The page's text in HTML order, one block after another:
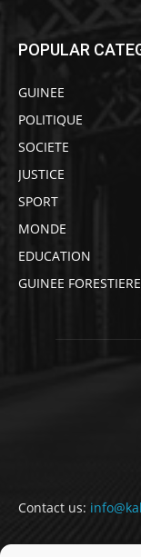
POPULAR
GUINEE
POLITIQUE
SOCIETE
JUSTICE
SPORT
MONDE
EDUCATION
GUINEE FORESTIERE
Contact us: